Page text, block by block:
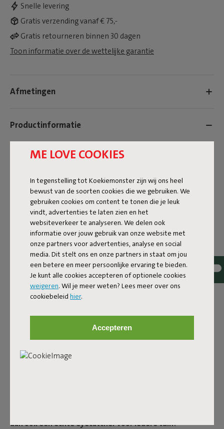
ME LOVE COOKIES
In tegenstelling tot Koekiemonster zijn wij ons heel
bewust van de soorten cookies die we gebruiken. We
gebruiken cookies om content te tonen die je leuk
vindt, advertenties te laten zien en het
websiteverkeer te analyseren. We delen ook
informatie over jouw gebruik van onze website met
onze partners voor advertenties, analyse en social
media. Dit stelt ons en onze partners in staat om jou
een betere en meer persoonlijke ervaring te bieden.
Je kunt alle cookies accepteren of optionele cookies
weigeren. Wil je meer weten? Lees meer over ons
cookiebeleid hier.
Accepteren
Snelle levering
Gratis verzending vanaf € 75,-
Gratis retourneren binnen 30 dagen
Toon informatie over de wettelijke garantie
Afmetingen
Productinformatie
Kleurnaam
HANDLEIDING
103161
8719773020314
De Fatboy Rock 'n Roll tovert de Original om tot een
moderne schommelstoel. Hij bestaat namelijk uit een
demontabel frame en 8 stevige banden, waar je jouw
Original simpelweg bovenop plaatst. Vervolgens staat er
schommelstoel die bovendien geschikt is voor binnen én
buiten. De Rock 'n Roll is namelijk gemaakt van
gepoedercoat voor extra duurzaamheid. Tevens is de Rock
dan ook een echte eyecatcher voor iedere tuin!